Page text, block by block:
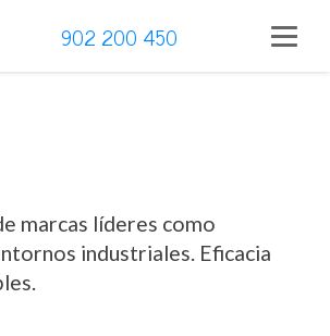
902 200 450
marcas líderes como
industriales. Eficacia